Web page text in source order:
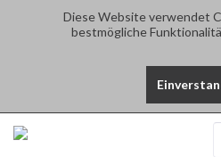
Diese Website verwendet
bestmögliche